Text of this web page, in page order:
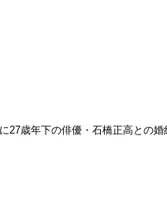
歳年下の俳優・石橋正高との婚